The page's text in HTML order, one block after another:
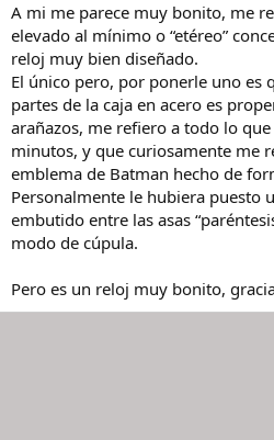
:
A mi me parece muy bonito, me
elevado al mínimo o “etéreo”
reloj muy bien diseñado.
El único pero, por ponerle uno es
partes de la caja en acero es
arañazos, me refiero a todo lo
minutos, y que curiosamente me
emblema de Batman hecho de
Personalmente le hubiera puesto
embutido entre las asas
modo de cúpula.
Pero es un reloj muy bonito,